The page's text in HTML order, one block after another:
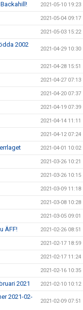
2021-05-10 19:23
2021-05-04 09:17
2021-05-03 15:22
2002
2021-04-29 10:30
2021-04-28 15:51
2021-04-27 07:13
2021-04-20 07:37
2021-04-19 07:39
2021-04-14 11:11
2021-04-12 07:24
2021-04-01 10:02
2021-03-26 10:21
2021-03-26 10:15
2021-03-09 11:18
2021-03-08 10:28
2021-03-05 09:01
ÄFF! 2021-02-26 08:51
2021-02-17 18:59
2021-02-17 11:24
2021-02-16 10:35
2021 2021-02-10 10:12
2021-02-
2021-02-09 07:51